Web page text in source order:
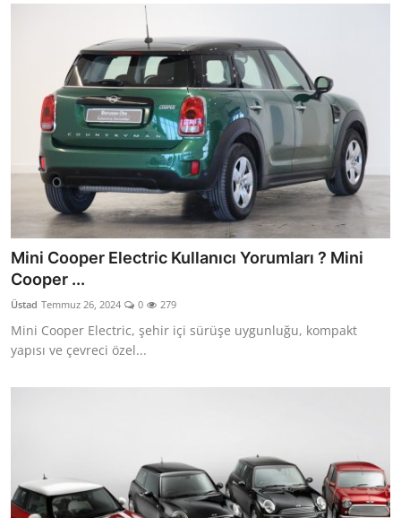
Mini Cooper Electric Kullanıcı Yorumları ? Mini
Cooper ...
Üstad Temmuz 26, 2024 0 279
Mini Cooper Electric, şehir içi sürüşe uygunluğu, kompakt
yapısı ve çevreci özel...